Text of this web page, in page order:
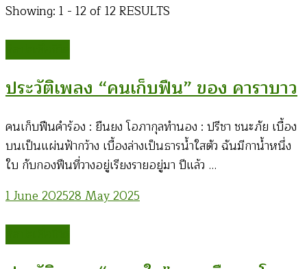
Showing: 1 - 12 of 12 RESULTS
ประวัติเพลง “คนเก็บฟืน” ของ คาราบาว
คนเก็บฟืนคำร้อง : ยืนยง โอภากุลทำนอง : ปรีชา ชนะภัย เบื้อง
บนเป็นแผ่นฟ้ากว้าง เบื้องล่างเป็นธารน้ำใสตัว ฉันมีกาน้ำหนึ่ง
ใบ กับกองฟืนที่วางอยู่เรียงรายอยู่มา ปีแล้ว …
1 June 202528 May 2025